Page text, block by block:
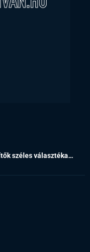
széles választéka…